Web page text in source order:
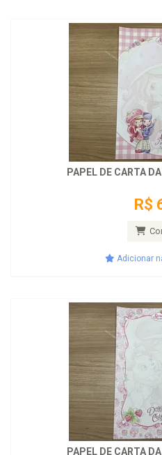
PAPEL DE CARTA
R$
Adicionar
PAPEL DE CARTA